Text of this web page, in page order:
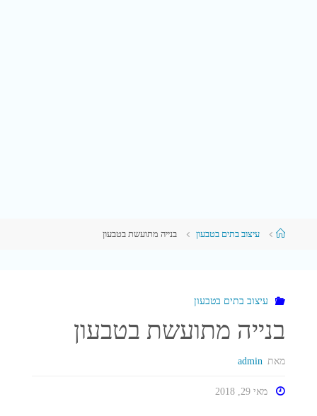
עמוד עיצוב בתים בטבעון בנייה מתועשת בטבעון
עיצוב בתים בטבעון
בנייה מתועשת בטבעון
מאת admin
מאי 29, 2018